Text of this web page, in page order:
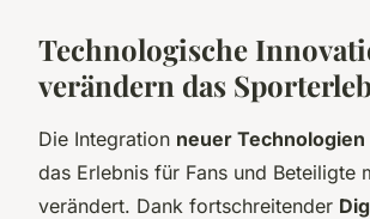
Technologische
verändern das
Die Integration neuer
das Erlebnis für Fans und Beteiligte
verändert. Dank fortschreitender